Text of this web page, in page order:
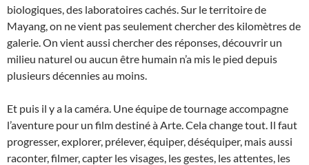
biologiques, des laboratoires cachés. Sur le territoire de
Mayang, on ne vient pas seulement chercher des kilomètres de
galerie. On vient aussi chercher des réponses, découvrir un
milieu naturel ou aucun être humain n’a mis le pied depuis
plusieurs décennies au moins.
Et puis il y a la caméra. Une équipe de tournage accompagne
l’aventure pour un film destiné à Arte. Cela change tout. Il faut
progresser, explorer, prélever, équiper, déséquiper, mais aussi
raconter, filmer, capter les visages, les gestes, les attentes, les